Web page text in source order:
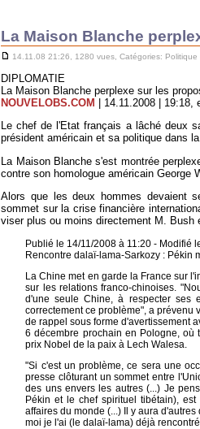
La Maison Blanche
14.11.08 21:26, 1280 vues, Catégories:
DIPLOMATIE
La Maison Blanche perplexe sur les
NOUVELOBS.COM
| 14.11.2008 | 19:18,
Le chef de l'Etat français a lâché deux
président américain et sa politique dans
La Maison Blanche s'est montrée
contre son homologue américain George
Alors que les deux hommes devaient
sommet sur la crise financière
viser plus ou moins directement M. Bush
Publié le 14/11/2008 à 11:20 - Modifié
Rencontre dalaï-lama-Sarkozy : Pékin
La Chine met en garde la France sur
sur les relations franco-chinoises.
d'une seule Chine, à respecter ses
correctement ce problème", a prévenu
de rappel sous forme d'avertissement
6 décembre prochain en Pologne, où
prix Nobel de la paix à Lech Walesa.
"Si c'est un problème, ce sera une
presse clôturant un sommet entre
des uns envers les autres (...) Je
Pékin et le chef spirituel tibétain),
affaires du monde (...) Il y aura
moi je l'ai (le dalaï-lama) déjà